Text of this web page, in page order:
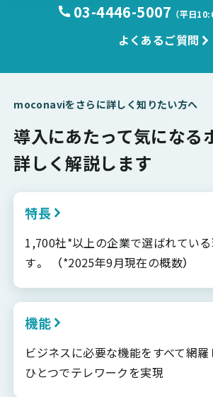
03-4446-5007 （平日
よくあるご質問
moconaviをさらに詳しく知りたい方へ
導入にあたって気になる
詳しく解説します
特長
1,700社*以上の企業で選ばれてい
す。 （*2025年9月現在の概数）
機能
ビジネスに必要な機能をすべて網
ひとつでテレワークを実現